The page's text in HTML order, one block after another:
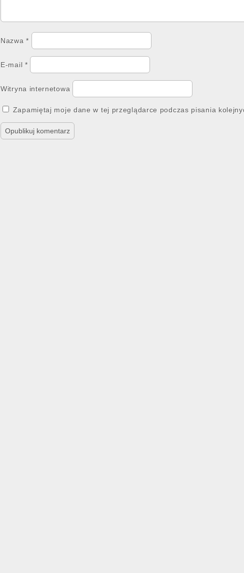
Nazwa*
E-mail *
Witryna internetowa
Zapamiętaj moje dane w tej przeglądarce podczas pisania